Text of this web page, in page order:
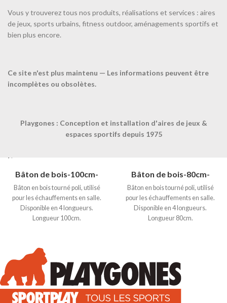
Vous y trouverez tous nos produits, réalisations et services : aires
de jeux, sports urbains, fitness outdoor, aménagements sportifs et
bien plus encore.
Ce site n'est plus maintenu — Les informations peuvent être
incomplètes ou obsolètes.
Playgones : Conception et installation d'aires de jeux &
espaces sportifs depuis 1975
Produits similaires
Bâton de bois-100cm-
Bâton en bois tourné poli, utilisé
pour les échauffements en salle.
Disponible en 4 longueurs.
Longueur 100cm.
Bâton de bois-80cm-
Bâton en bois tourné poli, utilisé
pour les échauffements en salle.
Disponible en 4 longueurs.
Longueur 80cm.